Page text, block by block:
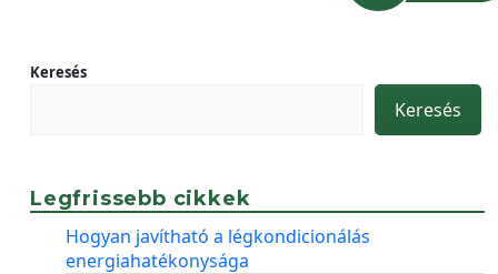
Keresés
Keresés
Legfrissebb cikkek
Hogyan javítható a légkondicionálás
energiahatékonysága